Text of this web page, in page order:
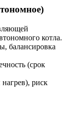
котла.
балансировка
(срок
риск